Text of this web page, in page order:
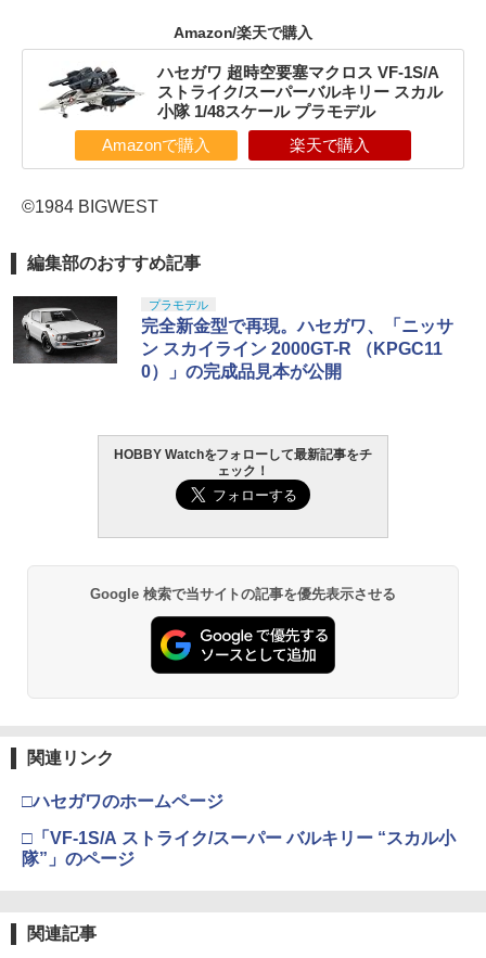
Amazon/楽天で購入
ハセガワ 超時空要塞マクロス VF-1S/A
ストライク/スーパーバルキリー スカル
小隊 1/48スケール プラモデル
Amazonで購入 楽天で購入
©1984 BIGWEST
編集部のおすすめ記事
プラモデル
完全新金型で再現。ハセガワ、「ニッサ
ン スカイライン 2000GT-R （KPGC11
0）」の完成品見本が公開
HOBBY Watchをフォローして最新記事をチ
ェック！
Google 検索で当サイトの記事を優先表示させる
関連リンク
□ハセガワのホームページ
□「VF-1S/A ストライク/スーパー バルキリー “スカル小
隊”」のページ
関連記事